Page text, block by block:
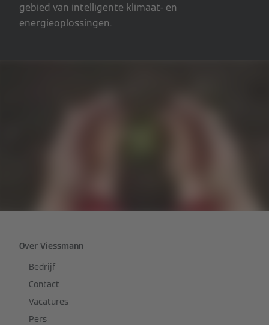
gebied van intelligente klimaat- en
energieoplossingen.
Over Viessmann
Bedrijf
Contact
Vacatures
Pers